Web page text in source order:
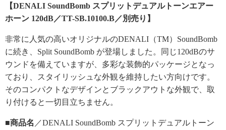
【DENALI SoundBomb スプリットデュアルトーンエアー
ホーン 120dB／TT-SB.10100.B／別売り】
非常に人気の高いオリジナルのDENALI（TM）SoundBomb
に続き、Split SoundBomb が登場しました。同じ120dBのサ
ウンドを備えていますが、多彩な装飾的パッケージとなっ
ており、スタイリッシュな外観を維持したい方向けです。
そのコンパクトなデザインとブラックアウトな外観で、取
り付けると一切目立ちません。
■商品名 ／DENALI SoundBomb スプリットデュアルトーン